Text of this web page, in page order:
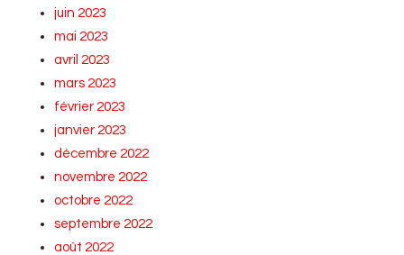
juin 2023
mai 2023
avril 2023
mars 2023
février 2023
janvier 2023
décembre 2022
novembre 2022
octobre 2022
septembre 2022
août 2022